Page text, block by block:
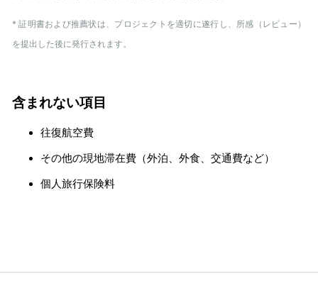
* 証明書および推薦状は、プロジェクトを適切に遂行し、所感（レビュー）
を提出した後に発行されます。
含まれない項目
往復航空費
その他の現地滞在費（外泊、外食、交通費など）
個人旅行保険料